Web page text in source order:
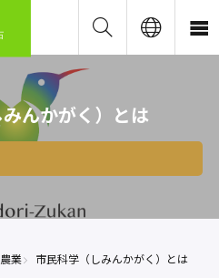
んかがく）とは
業 市民科学（しみんかがく）とは